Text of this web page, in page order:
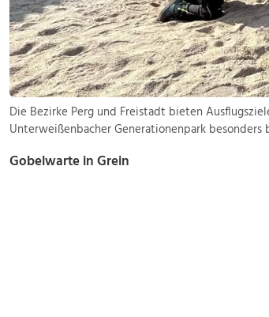
Die Bezirke Perg und Freistadt bieten
Unterweißenbacher Generationenpark besonders
Gobelwarte in Grein